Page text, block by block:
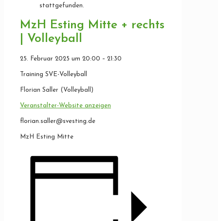
stattgefunden.
MzH Esting Mitte + rechts
| Volleyball
25. Februar 2025 um 20:00 – 21:30
Training SVE-Volleyball
Florian Saller (Volleyball)
Veranstalter-Website anzeigen
florian.saller@svesting.de
MzH Esting Mitte